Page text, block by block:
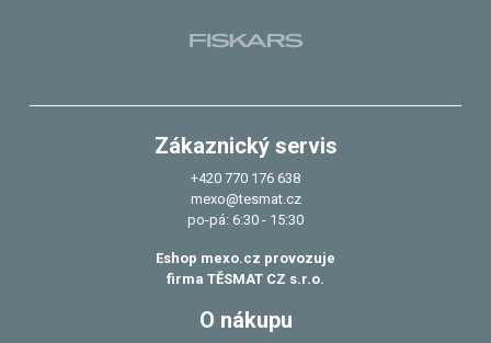
Zákaznický servis
+420 770 176 638
mexo@tesmat.cz
po-pá: 6:30 - 15:30
Eshop mexo.cz provozuje
firma TĚSMAT CZ s.r.o.
O nákupu